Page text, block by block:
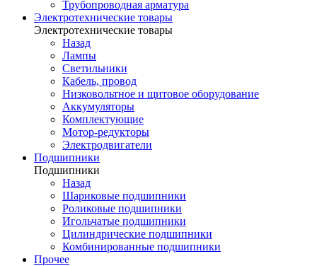
Трубопроводная арматура
Электротехнические товары
Электротехнические товары
Назад
Лампы
Светильники
Кабель, провод
Низковольтное и щитовое оборудование
Аккумуляторы
Комплектующие
Мотор-редукторы
Электродвигатели
Подшипники
Подшипники
Назад
Шариковые подшипники
Роликовые подшипники
Игольчатые подшипники
Цилиндрические подшипники
Комбинированные подшипники
Прочее